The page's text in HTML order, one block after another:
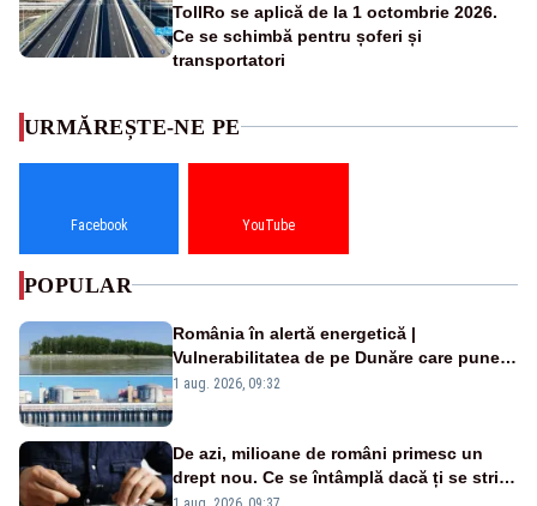
TollRo se aplică de la 1 octombrie 2026.
Ce se schimbă pentru șoferi și
transportatori
URMĂREȘTE-NE PE
Facebook YouTube
POPULAR
România în alertă energetică |
Vulnerabilitatea de pe Dunăre care pune
în pericol Centrala Cernavodă era
1 aug. 2026, 09:32
De azi, milioane de români primesc un
drept nou. Ce se întâmplă dacă ți se strică
un produs